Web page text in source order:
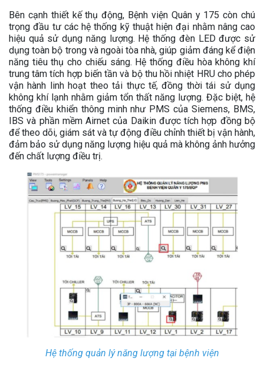
Bên cạnh thiết kế thụ động, Bệnh viện Quân y 175 còn chú
trọng đầu tư các hệ thống kỹ thuật hiện đại nhằm nâng cao
hiệu quả sử dụng năng lượng. Hệ thống đèn LED được sử
dụng toàn bộ trong và ngoài tòa nhà, giúp giảm đáng kể điện
năng tiêu thụ cho chiếu sáng. Hệ thống điều hòa không khí
trung tâm tích hợp biến tần và bộ thu hồi nhiệt HRU cho phép
vận hành linh hoạt theo tải thực tế, đồng thời tái sử dụng
không khí lạnh nhằm giảm tổn thất năng lượng. Đặc biệt, hệ
thống điều khiển thông minh như PMS của Siemens, BMS,
IBS và phần mềm Airnet của Daikin được tích hợp đồng bộ
để theo dõi, giám sát và tự động điều chỉnh thiết bị vận hành,
đảm bảo sử dụng năng lượng hiệu quả mà không ảnh hưởng
đến chất lượng điều trị.
Hệ thống quản lý năng lượng tại bệnh viện